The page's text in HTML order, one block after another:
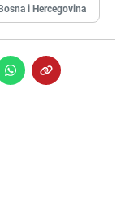
i Hercegovina